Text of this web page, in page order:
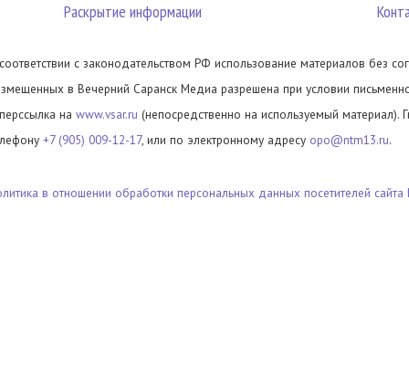
Раскрытие информации
с законодательством РФ использование материалов без
в Вечерний Саранск Медиа разрешена при условии
на www.vsar.ru (непосредственно на используемый материал).
+7 (905) 009-12-17, или по электронному адресу opo@ntm13.ru.
в отношении обработки персональных данных посетителей